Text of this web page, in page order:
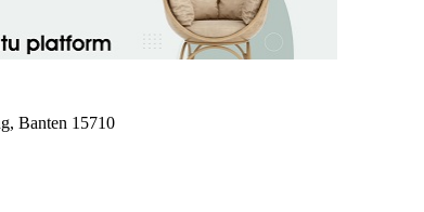
Banten 15710